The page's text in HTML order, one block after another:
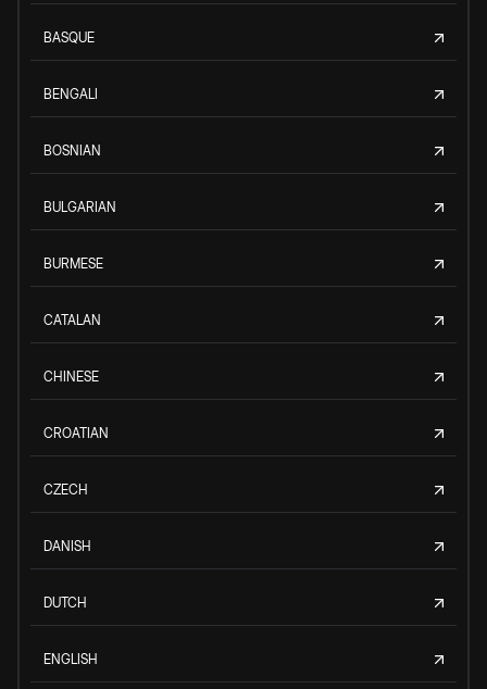
BASQUE
BENGALI
BOSNIAN
BULGARIAN
BURMESE
CATALAN
CHINESE
CROATIAN
CZECH
DANISH
DUTCH
ENGLISH